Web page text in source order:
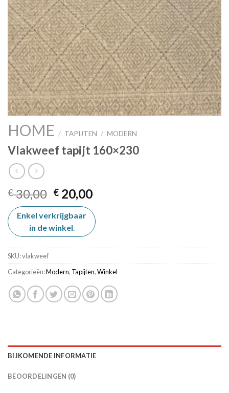
HOME / TAPIJTEN / MODERN
Vlakweef tapijt 160×230
€30,00 Oorspronkelijke
prijs
was:
€ 30,00.
€ 20,00Huidige
is:
€ 20,00.
Enkel verkrijgbaar
in de winkel.
SKU:vlakweef
Categorieën:Modern, Tapijten,Winkel
BIJKOMENDE INFORMATIE
BEOORDELINGEN (0)